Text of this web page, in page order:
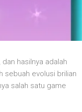
hasilnya adalah
sebuah evolusi brilian
salah satu game